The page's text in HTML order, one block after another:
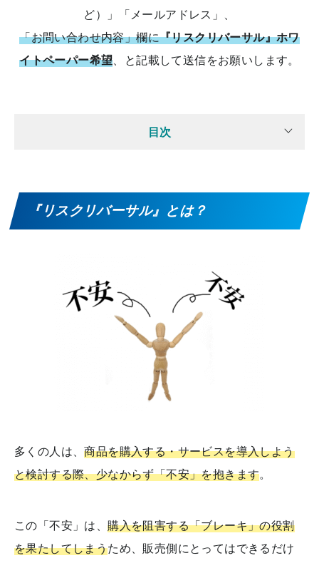
ど）」「メールアドレス」、
「お問い合わせ内容」欄に『リスクリバーサル』ホワ
イトペーパー希望、と記載して送信をお願いします。
目次
『リスクリバーサル』とは？
多くの人は、商品を購入する・サービスを導入しよう
と検討する際、少なからず「不安」を抱きます。
この「不安」は、購入を阻害する「ブレーキ」の役割
を果たしてしまうため、販売側にとってはできるだけ